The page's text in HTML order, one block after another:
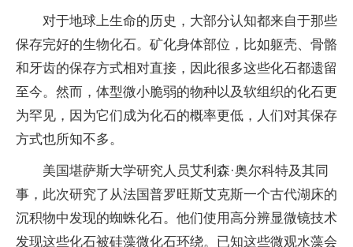
对于地球上生命的历史，大部分认知都来自于那些
保存完好的生物化石。矿化身体部位，比如躯壳、骨骼
和牙齿的保存方式相对直接，因此很多这些化石都遗留
至今。然而，体型微小脆弱的物种以及软组织的化石更
为罕见，因为它们成为化石的概率更低，人们对其保存
方式也所知不多。
美国堪萨斯大学研究人员艾利森·奥尔科特及其同
事，此次研究了从法国普罗旺斯艾克斯一个古代湖床的
沉积物中发现的蜘蛛化石。他们使用高分辨显微镜技术
发现这些化石被硅藻微化石环绕。已知这些微观水藻会